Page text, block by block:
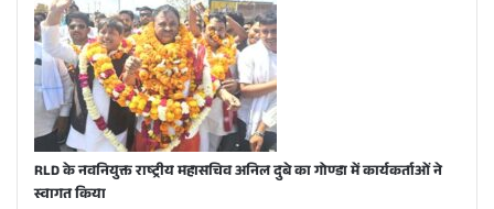
RLD के नवनियुक्त राष्ट्रीय महासचिव अनिल दुबे का गोण्डा में कार्यकर्ताओं ने
स्वागत किया